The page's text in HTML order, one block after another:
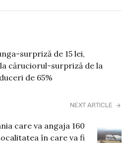
surpriză de 15 lei,
căruciorul-surpriză de la
de 65%
NEXT ARTICLE
care va angaja 160
în care va fi